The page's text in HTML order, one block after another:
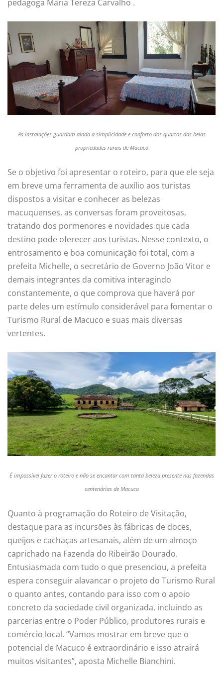
pedagoga Maria Tereza Carvalho .
As instalações guardam ainda a simplicidade e conforto dos quartos das belas
propriedades rurais de Macuco
Se o objetivo foi apresentar o roteiro, para que ele seja
em breve uma ferramenta de auxílio aos turistas
dispostos a visitar e conhecer as belezas
macuquenses, as conversas foram proveitosas,
tratando dos pormenores e novidades que cada
destino pode oferecer aos turistas. Nesse contexto, o
entrosamento e boa comunicação foi total, com a
prefeita Michelle, o secretário de Governo João Vitor e
demais integrantes da comitiva interagindo
constantemente, o que comprova que haverá por
parte deles um estímulo considerável para fomentar o
Turismo Rural de Macuco e suas mais diversas
vertentes.
É impossível fazer o roteiro e não se encantar com tanta beleza presente nas fazendas
centenárias de Macuco
Quanto à programação do Roteiro de Visitação,
destaque para as incursões às fábricas de doces,
queijos e cachaças artesanais, além de um almoço
caprichado na Fazenda do Ribeirão Dourado.
Entusiasmada com tudo o que presenciou, a prefeita
espera conseguir alavancar o projeto do Turismo Rural
o quanto antes, contando para isso com o apoio
concreto da sociedade civil organizada, incluindo as
parcerias entre o Poder Público, produtores rurais e
comércio local. “Vamos mostrar em breve que o
potencial de Macuco é extraordinário e isso atrairá
muitos visitantes”, aposta Michelle Bianchini.